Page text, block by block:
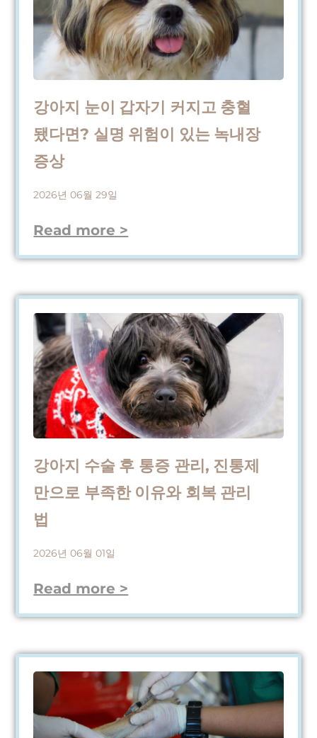
강아지 눈이 갑자기 커지고 충혈
됐다면? 실명 위험이 있는 녹내장
증상
2026년 06월 29일
Read more >
강아지 수술 후 통증 관리, 진통제
만으로 부족한 이유와 회복 관리
법
2026년 06월 01일
Read more >